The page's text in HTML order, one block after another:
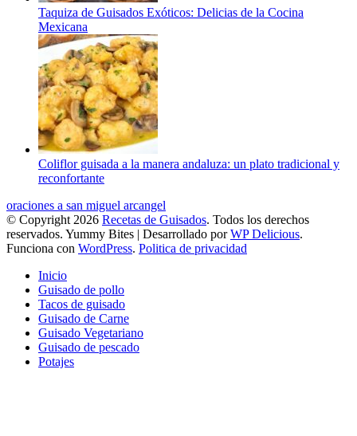
Taquiza de Guisados Exóticos: Delicias de la Cocina
Mexicana
Coliflor guisada a la manera andaluza: un plato tradicional y
reconfortante
oraciones a san miguel arcangel
© Copyright 2026 Recetas de Guisados. Todos los derechos
reservados. Yummy Bites | Desarrollado porWP Delicious.
Funciona con WordPress. Politica de privacidad
Inicio
Guisado de pollo
Tacos de guisado
Guisado de Carne
Guisado Vegetariano
Guisado de pescado
Potajes